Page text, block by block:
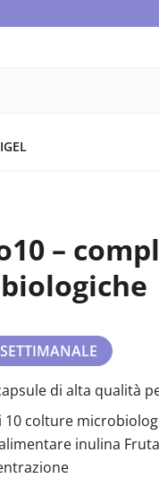
GEL
–
di alta qualità
10 colture
inulina